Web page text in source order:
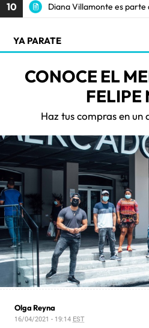
10 Diana Villamonte es parte
YA PARATE
CONOCE EL
FELIPE
Haz tus compras en un
Olga Reyna
16/04/2021 - 19:14 EST